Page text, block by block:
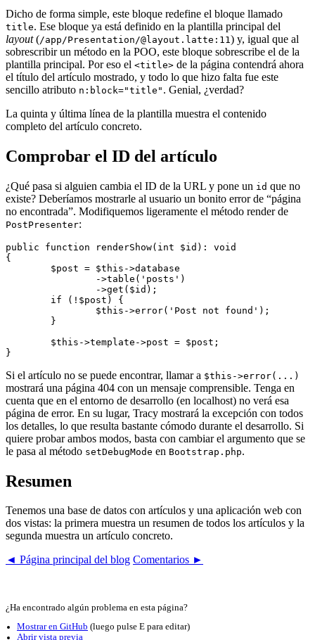
Dicho de forma simple, este bloque redefine el bloque llamado
title. Ese bloque ya está definido en la plantilla principal del
layout(/app/Presentation/@layout.latte:11 ) y, igual que al
sobrescribir un método en la POO, este bloque sobrescribe el de la
plantilla principal. Por eso el <title> de la página contendrá ahora
el título del artículo mostrado, y todo lo que hizo falta fue este
sencillo atributo n:block="title" . Genial, ¿verdad?
La quinta y última línea de la plantilla muestra el contenido
completo del artículo concreto.
Comprobar el ID del artículo
¿Qué pasa si alguien cambia el ID de la URL y pone un id que no
existe? Deberíamos mostrarle al usuario un bonito error de “página
no encontrada”. Modifiquemos ligeramente el método render de
PostPresenter:
public function renderShow(int $id): void
{
Si el artículo no se puede encontrar, llamar a $this->error(...)
mostrará una página 404 con un mensaje comprensible. Tenga en
cuenta que en el entorno de desarrollo (en localhost) no verá esa
página de error. En su lugar, Tracy mostrará la excepción con todos
los detalles, lo que resulta bastante cómodo durante el desarrollo. Si
quiere probar ambos modos, basta con cambiar el argumento que se
le pasa al método setDebugMode en Bootstrap.php.
Resumen
Tenemos una base de datos con artículos y una aplicación web con
dos vistas: la primera muestra un resumen de todos los artículos y la
segunda muestra un artículo concreto.
◄ Página principal del blog Comentarios ►